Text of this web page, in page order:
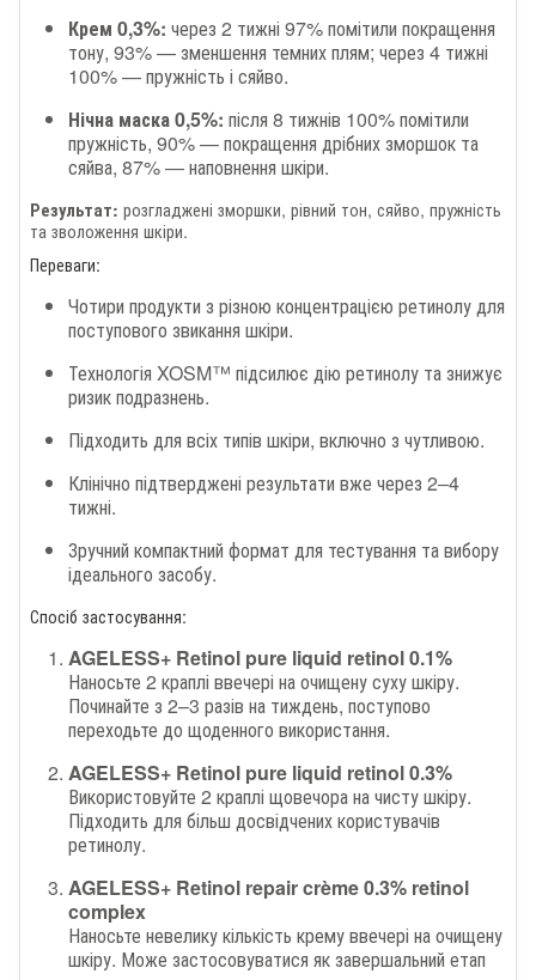
Крем 0,3%: через 2 тижні 97% помітили покращення
тону, 93% — зменшення темних плям; через 4 тижні
100% — пружність і сяйво.
Нічна маска 0,5%: після 8 тижнів 100% помітили
пружність, 90% — покращення дрібних зморшок та
сяйва, 87% — наповнення шкіри.
Результат: розгладжені зморшки, рівний тон, сяйво, пружність
та зволоження шкіри.
Переваги:
Чотири продукти з різною концентрацією ретинолу для
поступового звикання шкіри.
Технологія XOSM™ підсилює дію ретинолу та знижує
ризик подразнень.
Підходить для всіх типів шкіри, включно з чутливою.
Клінічно підтверджені результати вже через 2–4
тижні.
Зручний компактний формат для тестування та вибору
ідеального засобу.
Спосіб застосування:
AGELESS+ Retinol pure liquid retinol 0.1%
Наносьте 2 краплі ввечері на очищену суху шкіру.
Починайте з 2–3 разів на тиждень, поступово
переходьте до щоденного використання.
AGELESS+ Retinol pure liquid retinol 0.3%
Використовуйте 2 краплі щовечора на чисту шкіру.
Підходить для більш досвідчених користувачів
ретинолу.
AGELESS+ Retinol repair crème 0.3% retinol
complex
Наносьте невелику кількість крему ввечері на очищену
шкіру. Може застосовуватися як завершальний етап